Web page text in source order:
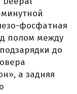
фосфатная
полом между
до
а задняя